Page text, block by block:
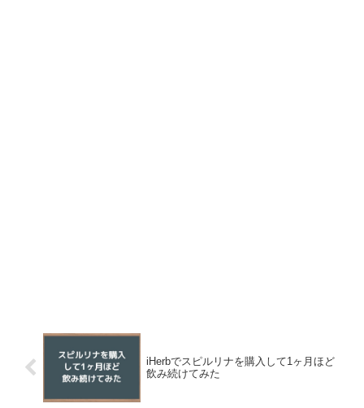
iHerbでスピルリナを購入して1ヶ月ほど
飲み続けてみた